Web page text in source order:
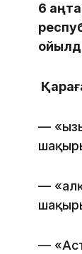
6
—
—
—